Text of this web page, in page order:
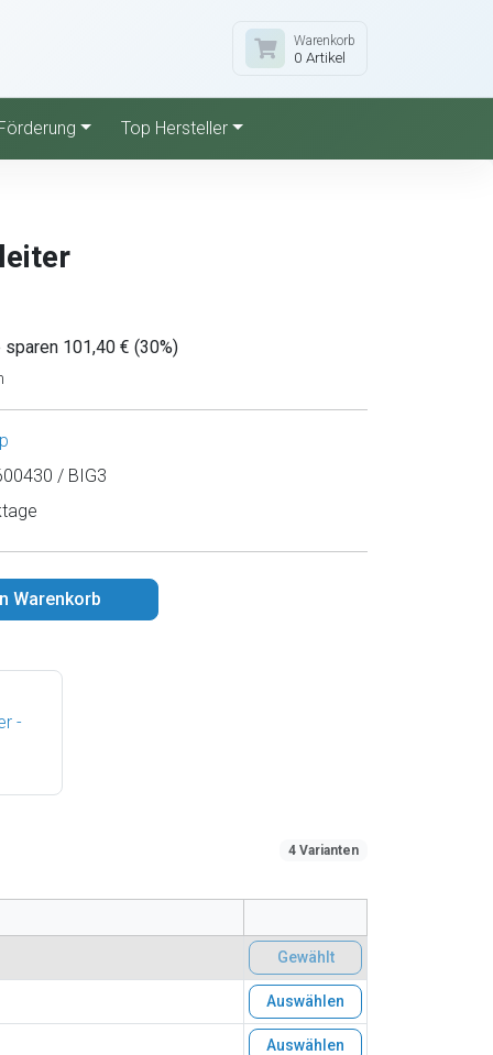
Warenkorb
0 Artikel
Top Hersteller
sparen 101,40 € (30%)
/ BIG3
Warenkorb
-
4 Varianten
Gewählt
Auswählen
Auswählen